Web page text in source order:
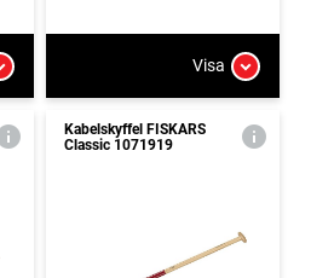
Visa
Kabelskyffel FISKARS
Classic 1071919